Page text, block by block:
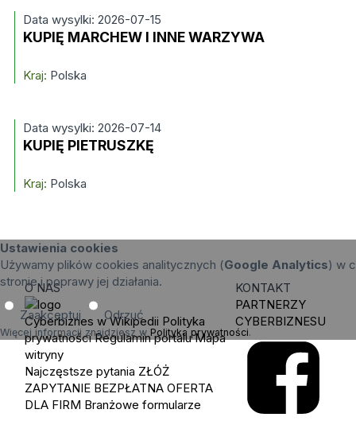
Data wysylki: 2026-07-15
KUPIĘ MARCHEW I INNE WARZYWA
Kraj: Polska
Data wysylki: 2026-07-14
KUPIĘ PIETRUSZKĘ
Kraj: Polska
Ustawienia cookies
Używamy plików cookies analitycznych (Google Analytics) w
stronie i poprawy jej działania.
Zaakceptuj Odrzuć
Więcej informacji znajdziesz w Polityka prywatności.
O NAS
Cyberbiznes w Wikipedii Polityka
prywatności Regulamin portalu Mapa
witryny
Najczęstsze pytania ZŁÓŻ
ZAPYTANIE BEZPŁATNA OFERTA
DLA FIRM Branżowe formularze
KONTAKT
PARTNERZY
CYBERBIZNESU